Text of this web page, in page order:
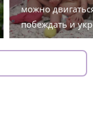
можно
побеждать и